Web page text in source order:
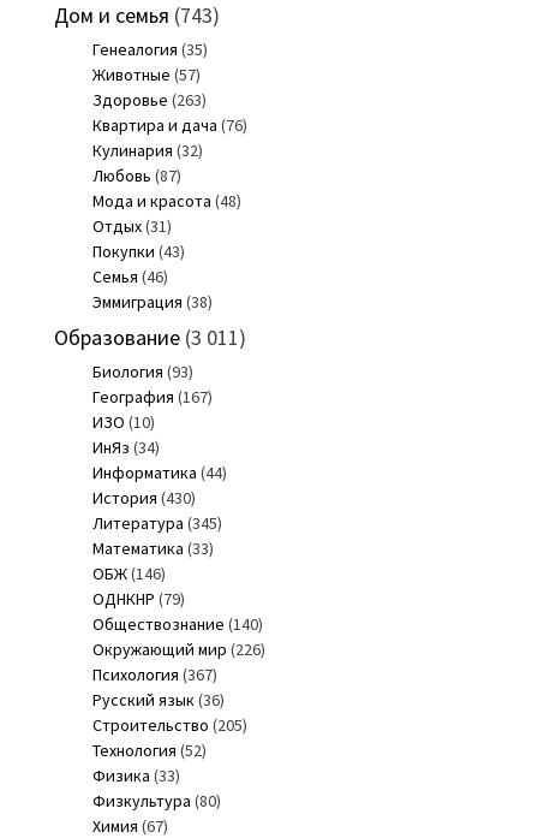
Дом и семья (743)
Генеалогия (35)
Животные (57)
Здоровье (263)
Квартира и дача (76)
Кулинария (32)
Любовь (87)
Мода и красота (48)
Отдых(31)
Покупки (43)
Семья (46)
Эммиграция (38)
Образование(3 011)
Биология (93)
География (167)
ИЗО (10)
ИнЯз (34)
Информатика (44)
История (430)
Литература (345)
Математика (33)
ОБЖ(146)
ОДНКНР (79)
Обществознание (140)
Окружающий мир (226)
Психология (367)
Русский язык(36)
Строительство (205)
Технология (52)
Физика (33)
Физкультура (80)
Химия (67)